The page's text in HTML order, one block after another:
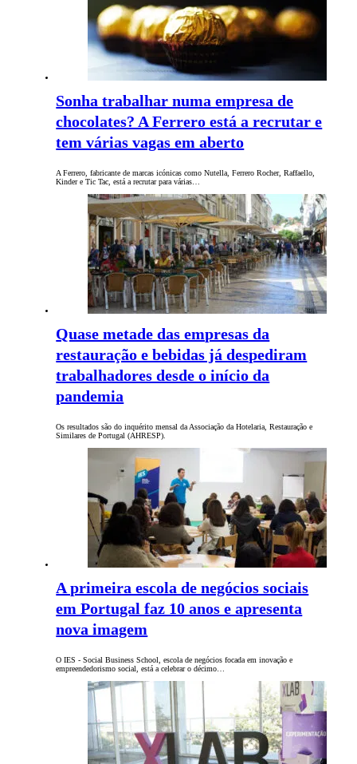
Sonha trabalhar numa empresa de
chocolates? A Ferrero está a recrutar e
tem várias vagas em aberto
A Ferrero, fabricante de marcas icónicas como Nutella, Ferrero Rocher, Raffaello,
Kinder e Tic Tac, está a recrutar para várias…
Quase metade das empresas da
restauração e bebidas já despediram
trabalhadores desde o início da
pandemia
Os resultados são do inquérito mensal da Associação da Hotelaria, Restauração e
Similares de Portugal (AHRESP).
A primeira escola de negócios sociais
em Portugal faz 10 anos e apresenta
nova imagem
O IES - Social Business School, escola de negócios focada em inovação e
empreendedorismo social, está a celebrar o décimo…